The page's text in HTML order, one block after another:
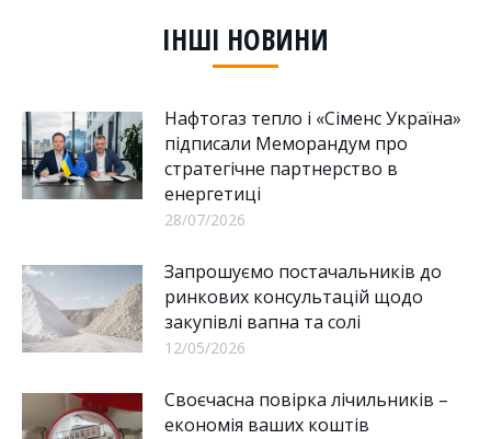
ІНШІ НОВИНИ
Нафтогаз тепло і «Сіменс Україна»
підписали Меморандум про
стратегічне партнерство в
енергетиці
28/07/2026
Запрошуємо постачальників до
ринкових консультацій щодо
закупівлі вапна та солі
12/05/2026
Своєчасна повірка лічильників –
економія ваших коштів